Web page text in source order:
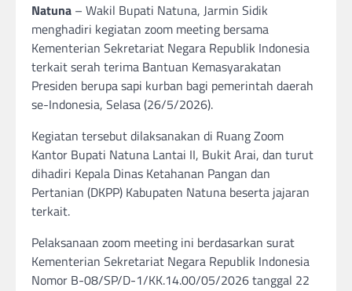
Natuna – Wakil Bupati Natuna, Jarmin Sidik
menghadiri kegiatan zoom meeting bersama
Kementerian Sekretariat Negara Republik Indonesia
terkait serah terima Bantuan Kemasyarakatan
Presiden berupa sapi kurban bagi pemerintah daerah
se-Indonesia, Selasa (26/5/2026).
Kegiatan tersebut dilaksanakan di Ruang Zoom
Kantor Bupati Natuna Lantai II, Bukit Arai, dan turut
dihadiri Kepala Dinas Ketahanan Pangan dan
Pertanian (DKPP) Kabupaten Natuna beserta jajaran
terkait.
Pelaksanaan zoom meeting ini berdasarkan surat
Kementerian Sekretariat Negara Republik Indonesia
Nomor B-08/SP/D-1/KK.14.00/05/2026 tanggal 22